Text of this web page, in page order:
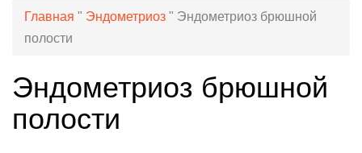
Главная " Эндометриоз " Эндометриоз брюшной
полости
Эндометриоз брюшной
полости